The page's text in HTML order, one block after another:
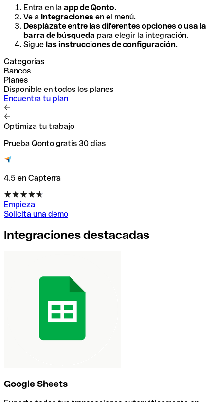
Entra en la app de Qonto.
Ve a Integraciones en el menú.
Desplázate entre las diferentes opciones o usa la
barra de búsqueda para elegir la integración.
Sigue las instrucciones de configuración.
Categorías
Bancos
Planes
Disponible en todos los planes
Encuentra tu plan
Optimiza tu trabajo
Prueba Qonto gratis 30 días
4.5 en Capterra
Empieza
Solicita una demo
Integraciones destacadas
Google Sheets